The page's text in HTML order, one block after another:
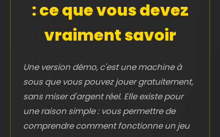
: ce que vous devez
vraiment savoir
Une version démo, c'est une machine à
sous que vous pouvez jouer gratuitement,
sans miser d'argent réel. Elle existe pour
une raison simple : vous permettre de
comprendre comment fonctionne un jeu